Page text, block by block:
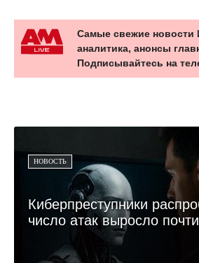
Самые свежие
аналитика, анонсы
Подписывайтесь на
НОВОСТЬ
Киберпреступники
число атак выросло